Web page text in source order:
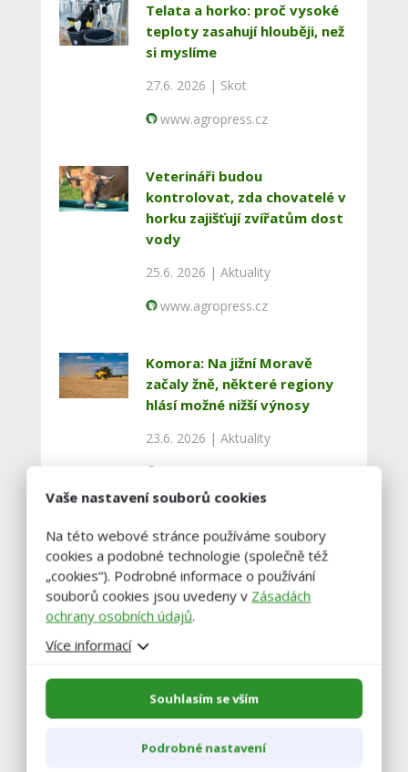
Telata a horko: proč vysoké
teploty zasahují hlouběji, než
si myslíme
27.6. 2026 | Skot
www.agropress.cz
Veterináři budou
kontrolovat, zda chovatelé v
horku zajišťují zvířatům dost
vody
25.6. 2026 | Aktuality
www.agropress.cz
Komora: Na jižní Moravě
začaly žně, některé regiony
hlásí možné nižší výnosy
23.6. 2026 | Aktuality
Kvalita ošetřovatelské péče:
rozhodující faktor růstu a
zdraví telat
19.6. 2026 |Skot
Křtiny hříbat huculských
koní: deset nových jmen na
Vaše nastavení souborů cookies
Na této webové stránce používáme soubory
cookies a podobné technologie (společně též
„cookies“). Podrobné informace o používání
souborů cookies jsou uvedeny v Zásadách
ochrany osobních údajů.
Více informací
Souhlasím se vším
Podrobné nastavení